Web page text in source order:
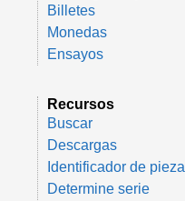
Billetes
Monedas
Ensayos
Recursos
Buscar
Descargas
Identificador de pieza
Determine serie